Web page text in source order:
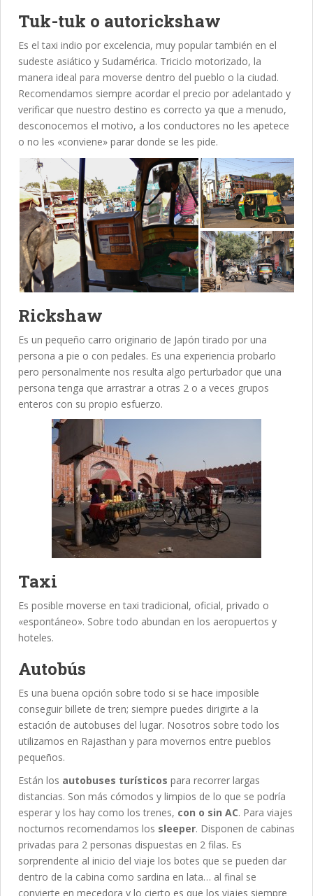
Tuk-tuk o autorickshaw
Es el taxi indio por excelencia, muy popular también en el
sudeste asiático y Sudamérica. Triciclo motorizado, la
manera ideal para moverse dentro del pueblo o la ciudad.
Recomendamos siempre acordar el precio por adelantado y
verificar que nuestro destino es correcto ya que a menudo,
desconocemos el motivo, a los conductores no les apetece
o no les «conviene» parar donde se les pide.
Rickshaw
Es un pequeño carro originario de Japón tirado por una
persona a pie o con pedales. Es una experiencia probarlo
pero personalmente nos resulta algo perturbador que una
persona tenga que arrastrar a otras 2 o a veces grupos
enteros con su propio esfuerzo.
Taxi
Es posible moverse en taxi tradicional, oficial, privado o
«espontáneo». Sobre todo abundan en los aeropuertos y
hoteles.
Autobús
Es una buena opción sobre todo si se hace imposible
conseguir billete de tren; siempre puedes dirigirte a la
estación de autobuses del lugar. Nosotros sobre todo los
utilizamos en Rajasthan y para movernos entre pueblos
pequeños.
Están los autobuses turísticos para recorrer largas
distancias. Son más cómodos y limpios de lo que se podría
esperar y los hay como los trenes, con o sin AC. Para viajes
nocturnos recomendamos los sleeper. Disponen de cabinas
privadas para 2 personas dispuestas en 2 filas. Es
sorprendente al inicio del viaje los botes que se pueden dar
dentro de la cabina como sardina en lata… al final se
convierte en mecedora y lo cierto es que los viajes siempre